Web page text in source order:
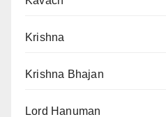
Krishna
Krishna Bhajan
Lord Hanuman